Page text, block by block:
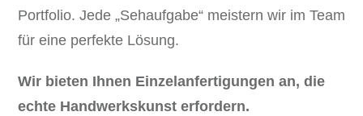
Portfolio. Jede „Sehaufgabe“ meistern wir im Team
für eine perfekte Lösung.
Wir bieten Ihnen Einzelanfertigungen an, die
echte Handwerkskunst erfordern.